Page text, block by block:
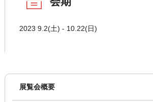
2023 9.2(土) - 10.22(日)
展覧会概要